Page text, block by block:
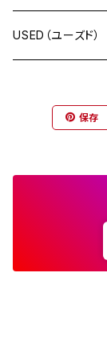
絡繰魂（カラクリタ
cookman（クック
児島ジーンズ
JlassicClothing（
2ND ARCHIVE（
スタンダード プルオ
パーカー
ジップパーカー
ハーフジップパーカー
ベスト
つなぎ・オーバー
上下別売り
帽子
ブレスレット
ベルト
USED（ユーズド）
アウトドア用品
バーナー
保存